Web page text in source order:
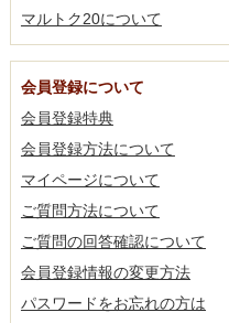
マルトク20について
会員登録について
会員登録特典
会員登録方法について
マイページについて
ご質問方法について
ご質問の回答確認について
会員登録情報の変更方法
パスワードをお忘れの方は